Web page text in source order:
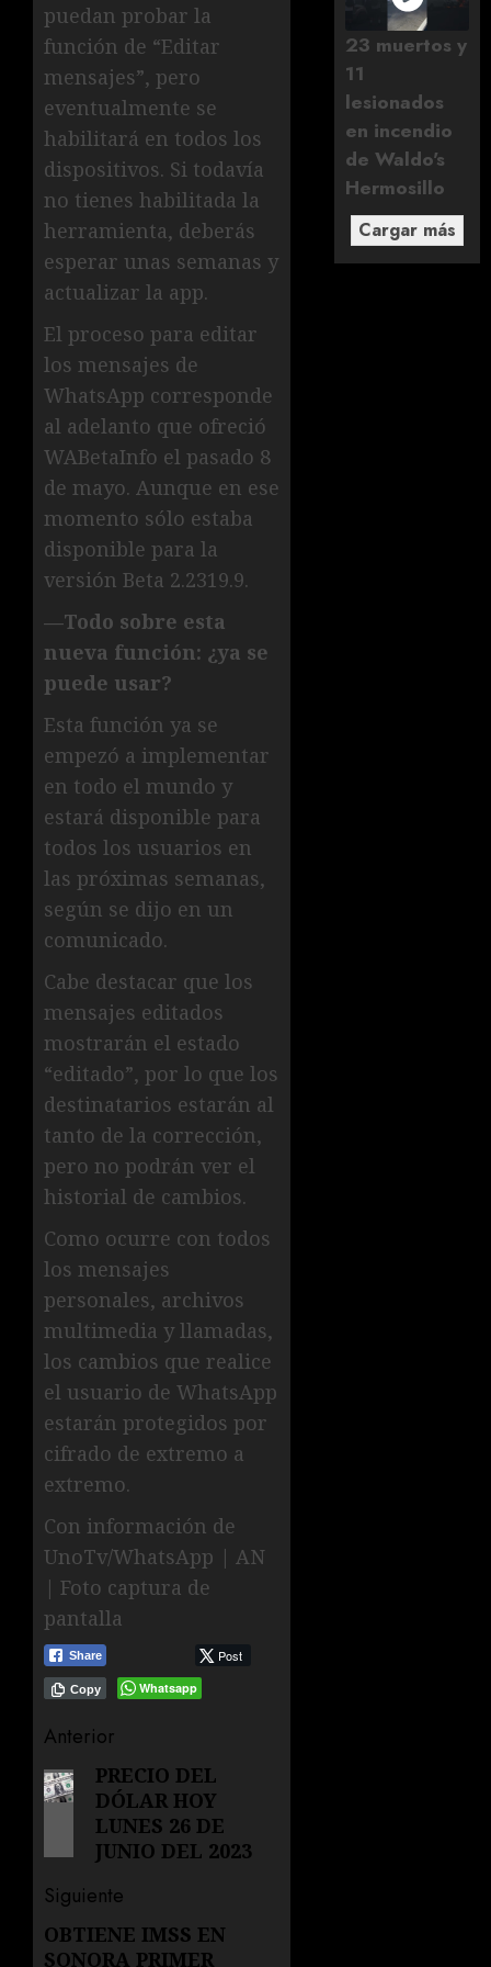
puedan probar la
función de “Editar
mensajes”, pero
eventualmente se
habilitará en todos los
dispositivos. Si todavía
no tienes habilitada la
herramienta, deberás
esperar unas semanas y
actualizar la app.
El proceso para editar
los mensajes de
WhatsApp corresponde
al adelanto que ofreció
WABetaInfo el pasado 8
de mayo. Aunque en ese
momento sólo estaba
disponible para la
versión Beta 2.2319.9.
—Todo sobre esta
nueva función: ¿ya se
puede usar?
Esta función ya se
empezó a implementar
en todo el mundo y
estará disponible para
todos los usuarios en
las próximas semanas,
según se dijo en un
comunicado.
Cabe destacar que los
mensajes editados
mostrarán el estado
“editado”, por lo que los
destinatarios estarán al
tanto de la corrección,
pero no podrán ver el
historial de cambios.
Como ocurre con todos
los mensajes
personales, archivos
multimedia y llamadas,
los cambios que realice
el usuario de WhatsApp
estarán protegidos por
cifrado de extremo a
extremo.
Con información de
UnoTv/WhatsApp | AN
| Foto captura de
pantalla
Share Post
Whatsapp
Copy
Navegación
de
entradas
Anterior
Entrada
anterior:
PRECIO DEL
DÓLAR HOY
LUNES 26 DE
JUNIO DEL 2023
Siguiente
Siguiente
OBTIENE IMSS EN
SONORA PRIMER
23 muertos y
11
lesionados
en incendio
de Waldo's
Hermosillo
Cargar más